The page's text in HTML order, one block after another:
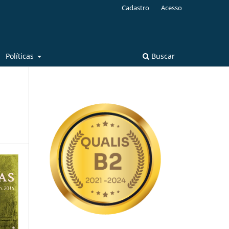
Políticas Buscar
Cadastro Acesso